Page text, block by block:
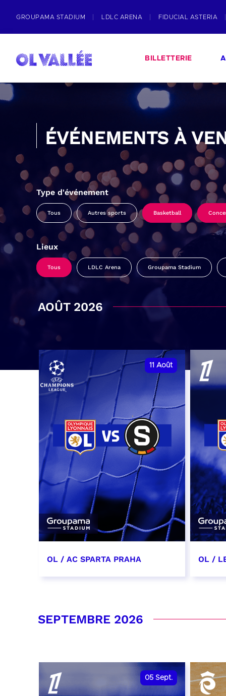
GROUPAMA STADIUM LDLC ARENA FIDUCIAL ASTERIA
BILLETTERIE
ÉVÉNEMENTS À
Type d'événement
Tous Autres sports Basketball
Lieux
Tous LDLC Arena Groupama Stadium
AOÛT 2026
11 Août
OL / AC SPARTA PRAHA OL /
SEPTEMBRE 2026
05 Sept.